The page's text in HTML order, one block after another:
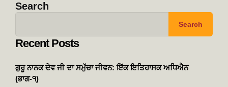
Search
Search
Recent Posts
ਗੁਰੂ ਨਾਨਕ ਦੇਵ ਜੀ ਦਾ ਸਮੁੱਚਾ ਜੀਵਨ: ਇੱਕ ਇਤਿਹਾਸਕ ਅਧਿਐਨ
(ਭਾਗ-੧)